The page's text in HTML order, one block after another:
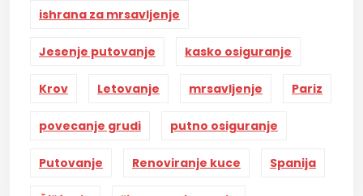
ishrana za mrsavljenje
Jesenje putovanje kasko osiguranje
Krov Letovanje mrsavljenje Pariz
povecanje grudi putno osiguranje
Putovanje Renoviranje kuce Spanija